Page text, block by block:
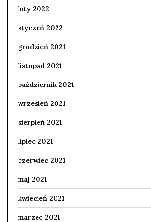
luty 2022
styczeń 2022
grudzień 2021
listopad 2021
październik 2021
wrzesień 2021
sierpień 2021
lipiec 2021
czerwiec 2021
maj 2021
kwiecień 2021
marzec 2021